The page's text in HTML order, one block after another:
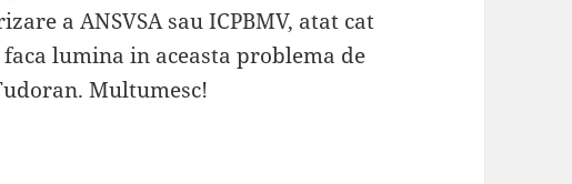
a ANSVSA sau ICPBMV, atat cat
lumina in aceasta problema de
Multumesc!